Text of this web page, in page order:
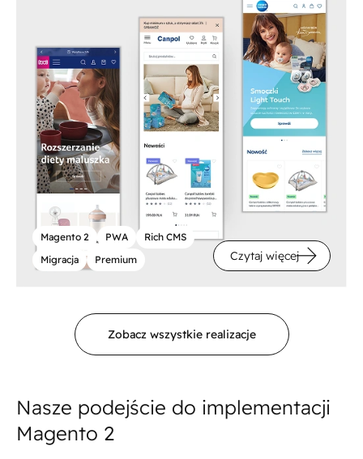
Magento 2 PWA
Rich CMS
Migracja
Premium Czytaj więcej
Zobacz wszystkie realizacje
Nasze podejście do implementacji
Magento 2